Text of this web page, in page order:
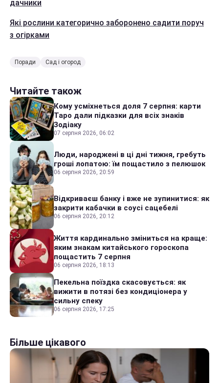
дачники
Які рослини категорично заборонено садити поруч
з огірками
Поради Сад і огород
Читайте також
Кому усміхнеться доля 7 серпня: карти
Таро дали підказки для всіх знаків
Зодіаку
07 серпня 2026, 06:02
Люди, народжені в ці дні тижня, гребуть
гроші лопатою: їм пощастило з пелюшок
06 серпня 2026, 20:59
Відкриваєш банку і вже не зупинитися: як
закрити кабачки в соусі сацебелі
06 серпня 2026, 20:12
Життя кардинально зміниться на краще:
яким знакам китайського гороскопа
пощастить 7 серпня
06 серпня 2026, 18:13
Пекельна поїздка скасовується: як
вижити в потязі без кондиціонера у
сильну спеку
06 серпня 2026, 17:25
Більше цікавого